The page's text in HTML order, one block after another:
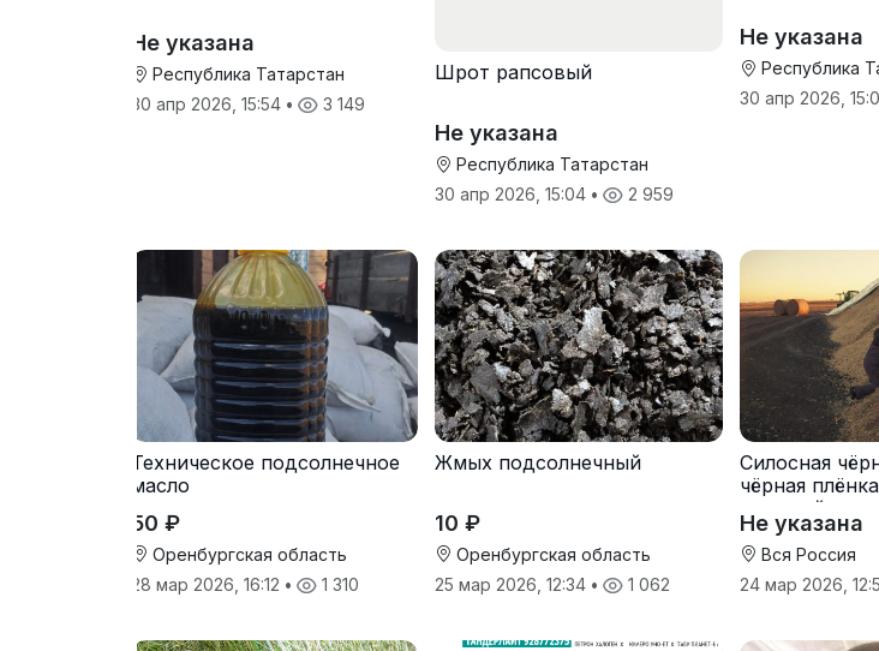
Не указана
Республика Татарстан
30 апр 2026, 15:54 • 3 149
Шрот рапсовый
Не указана
Республика Татарстан
30 апр 2026, 15:04 • 2 959
Не указана
Республика
30 апр 2026,
Техническое подсолнечное
масло
50 ₽
Оренбургская область
28 мар 2026, 16:12 • 1 310
Жмых подсолнечный
10 ₽
Оренбургская область
25 мар 2026, 12:34 • 1 062
Силосная
чёрная
траншей и ям
Не указана
Вся Россия
24 мар 2026,